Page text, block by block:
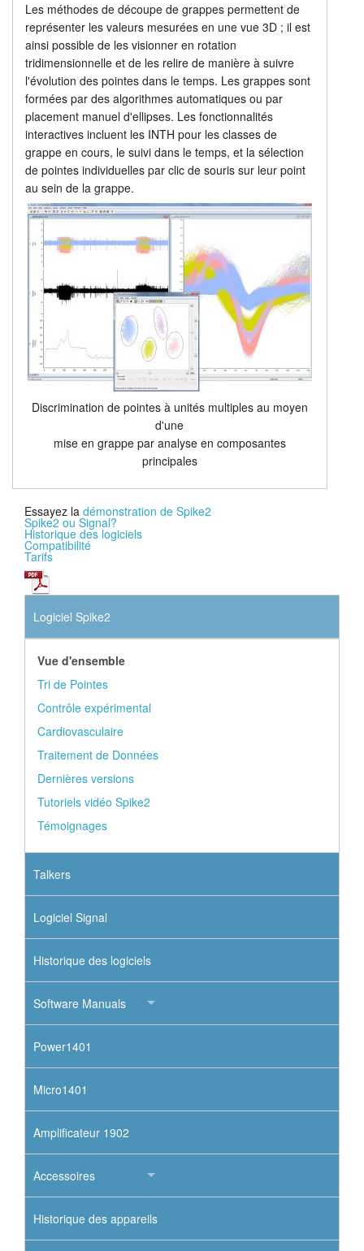
Les méthodes de découpe de grappes permettent de
représenter les valeurs mesurées en une vue 3D ; il est
ainsi possible de les visionner en rotation
tridimensionnelle et de les relire de manière à suivre
l'évolution des pointes dans le temps. Les grappes sont
formées par des algorithmes automatiques ou par
placement manuel d'ellipses. Les fonctionnalités
interactives incluent les INTH pour les classes de
grappe en cours, le suivi dans le temps, et la sélection
de pointes individuelles par clic de souris sur leur point
au sein de la grappe.
Discrimination de pointes à unités multiples au moyen
d'une
mise en grappe par analyse en composantes
principales
Essayez la démonstration de Spike2
Spike2 ou Signal?
Historique des logiciels
Compatibilité
Tarifs
Logiciel Spike2
Vue d'ensemble
Tri de Pointes
Contrôle expérimental
Cardiovasculaire
Traitement de Données
Dernières versions
Tutoriels vidéo Spike2
Témoignages
Talkers
Logiciel Signal
Historique des logiciels
Software Manuals
Power1401
Micro1401
Amplificateur 1902
Accessoires
Historique des appareils